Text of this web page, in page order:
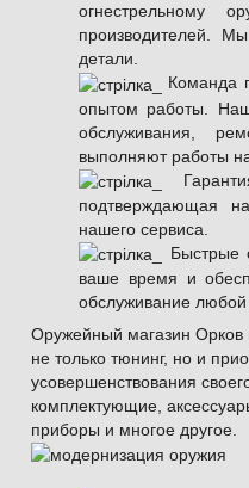
огнестрельному
производителей.
детали.
Команда
опытом работы.
обслуживания,
выполняют работы
подтверждающая
нашего сервиса.
Быстрые
ваше время и
обслуживание любой
Оружейный магазин Орков
не только тюнинг, но и
усовершенствования
комплектующие,
приборы и многое другое.